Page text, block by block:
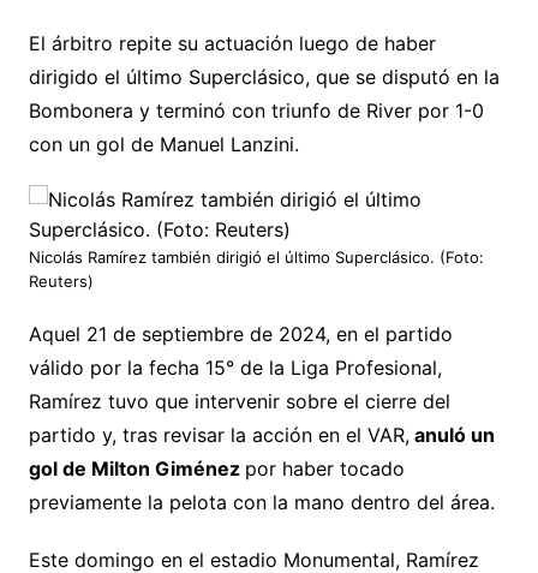
El árbitro repite su actuación luego de haber
dirigido el último Superclásico, que se disputó en la
Bombonera y terminó con triunfo de River por 1-0
con un gol de Manuel Lanzini.
Nicolás Ramírez también dirigió el último Superclásico. (Foto:
Reuters)
Aquel 21 de septiembre de 2024, en el partido
válido por la fecha 15° de la Liga Profesional,
Ramírez tuvo que intervenir sobre el cierre del
partido y, tras revisar la acción en el VAR, anuló un
gol de Milton Giménez por haber tocado
previamente la pelota con la mano dentro del área.
Este domingo en el estadio Monumental, Ramírez